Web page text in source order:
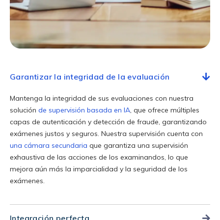
Garantizar la integridad de la evaluación
Mantenga la integridad de sus evaluaciones con nuestra
solución de supervisión basada en IA, que ofrece múltiples
capas de autenticación y detección de fraude, garantizando
exámenes justos y seguros. Nuestra supervisión cuenta con
una cámara secundaria que garantiza una supervisión
exhaustiva de las acciones de los examinandos, lo que
mejora aún más la imparcialidad y la seguridad de los
exámenes.